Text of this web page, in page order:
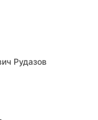
Рудазов